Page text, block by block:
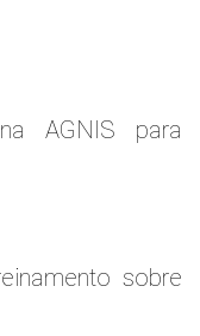
AGNIS para
sobre